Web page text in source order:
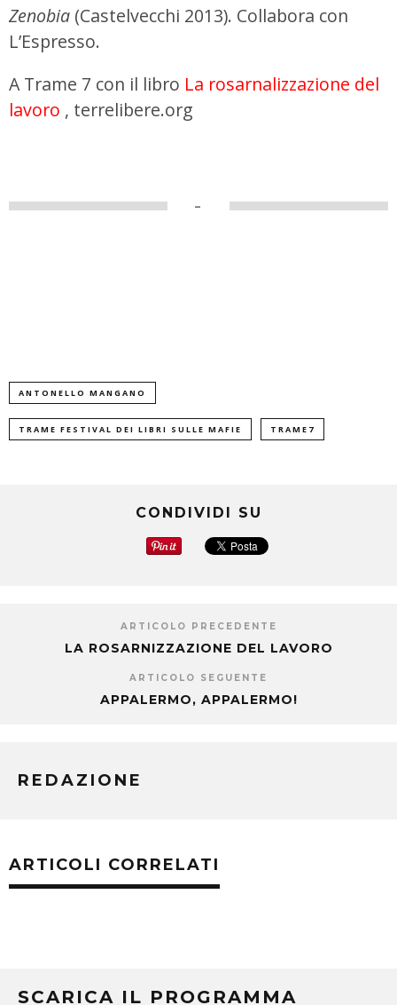
Zenobia (Castelvecchi 2013). Collabora con
L’Espresso.
A Trame 7 con il libro La rosarnalizzazione del
lavoro , terrelibere.org
–
ANTONELLO MANGANO
TRAME FESTIVAL DEI LIBRI SULLE MAFIE TRAME7
CONDIVIDI SU
ARTICOLO PRECEDENTE
LA ROSARNIZZAZIONE DEL LAVORO
ARTICOLO SEGUENTE
APPALERMO, APPALERMO!
REDAZIONE
ARTICOLI CORRELATI
SCARICA IL PROGRAMMA